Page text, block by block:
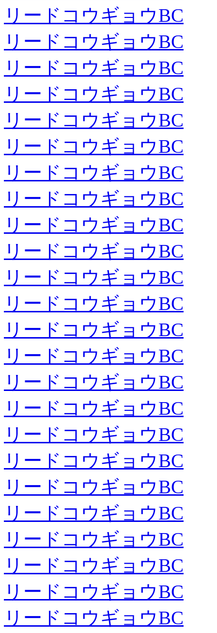
リードコウギョウBC
リードコウギョウBC
リードコウギョウBC
リードコウギョウBC
リードコウギョウBC
リードコウギョウBC
リードコウギョウBC
リードコウギョウBC
リードコウギョウBC
リードコウギョウBC
リードコウギョウBC
リードコウギョウBC
リードコウギョウBC
リードコウギョウBC
リードコウギョウBC
リードコウギョウBC
リードコウギョウBC
リードコウギョウBC
リードコウギョウBC
リードコウギョウBC
リードコウギョウBC
リードコウギョウBC
リードコウギョウBC
リードコウギョウBC